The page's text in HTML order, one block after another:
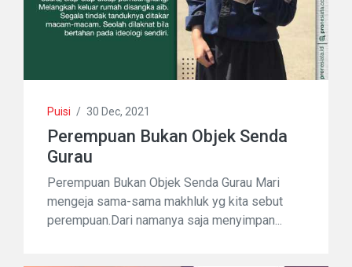
Puisi / 30 Dec, 2021
Perempuan Bukan Objek Senda
Gurau
Perempuan Bukan Objek Senda Gurau Mari
mengeja sama-sama makhluk yg kita sebut
perempuan.Dari namanya saja menyimpan...